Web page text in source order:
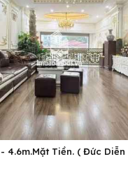
4.6m.Mặt Tiền. ( Đức